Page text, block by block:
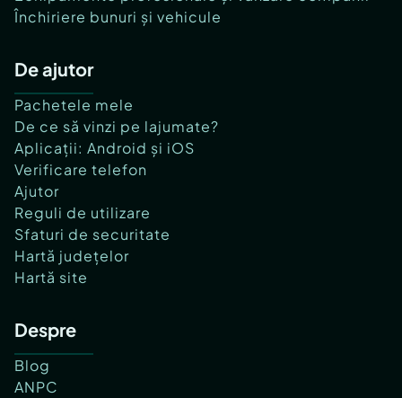
Închiriere bunuri și vehicule
De ajutor
Pachetele mele
De ce să vinzi pe lajumate?
Aplicații: Android și iOS
Verificare telefon
Ajutor
Reguli de utilizare
Sfaturi de securitate
Hartă județelor
Hartă site
Despre
Blog
ANPC